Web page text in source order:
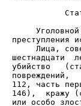
Лица,
шестнадцати
убийство
повреждений,
112, часть
146),  кражу
или особо